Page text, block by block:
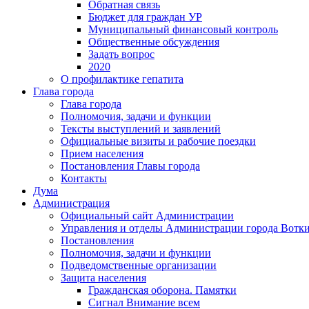
Обратная связь
Бюджет для граждан УР
Муниципальный финансовый контроль
Общественные обсуждения
Задать вопрос
2020
О профилактике гепатита
Глава города
Глава города
Полномочия, задачи и функции
Тексты выступлений и заявлений
Официальные визиты и рабочие поездки
Прием населения
Постановления Главы города
Контакты
Дума
Администрация
Официальный сайт Администрации
Управления и отделы Администрации города
Постановления
Полномочия, задачи и функции
Подведомственные организации
Защита населения
Гражданская оборона. Памятки
Сигнал Внимание всем